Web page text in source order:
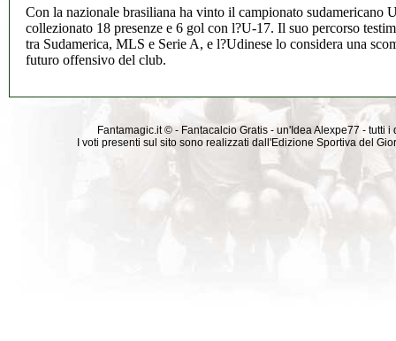
Con la nazionale brasiliana ha vinto il campionato sudamericano
collezionato 18 presenze e 6 gol con l?U-17. Il suo percorso
tra Sudamerica, MLS e Serie A, e l?Udinese lo considera una
futuro offensivo del club.
Fantamagic.it © - Fantacalcio Gratis - un'Idea Alexpe77 -
I voti presenti sul sito sono realizzati dall'Edizione Sportiva del